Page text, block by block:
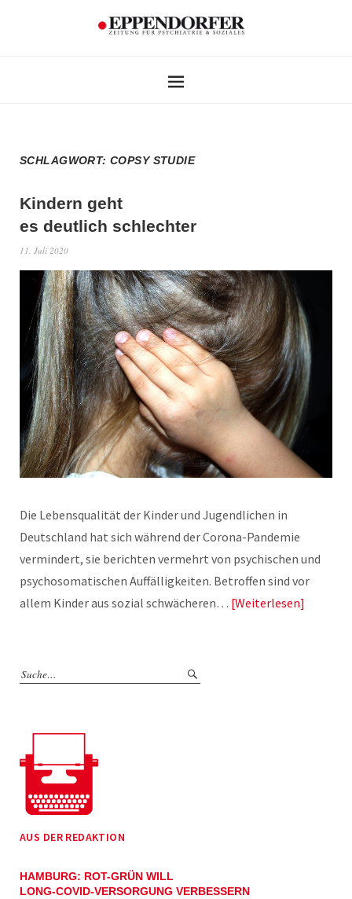
SCHLAGWORT:COPSY STUDIE
Kindern geht
es deutlich schlechter
11. Juli 2020
Die Lebensqualität der Kinder und Jugendlichen in
Deutschland hat sich während der Corona-Pandemie
vermindert, sie berichten vermehrt von psychischen und
psychosomatischen Auffälligkeiten. Betroffen sind vor
allem Kinder aus sozial schwächeren… Weiterlesen
AUS DER REDAKTION
HAMBURG: ROT-GRÜN WILL
LONG-COVID-VERSORGUNG VERBESSERN